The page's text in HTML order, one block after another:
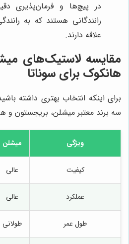
در پیچ‌ها و فرمان‌پذیری
رانندگانی هستند که به
علاقه دارند.
مقایسه لاستیک‌های
هانکوک برای سوناتا
برای اینکه انتخاب بهتری داشته
سه برند معتبر میشلن، بریجستون و
ویژگی میشلن
کیفیت عالی
عملکرد عالی
طول عمر طولانی